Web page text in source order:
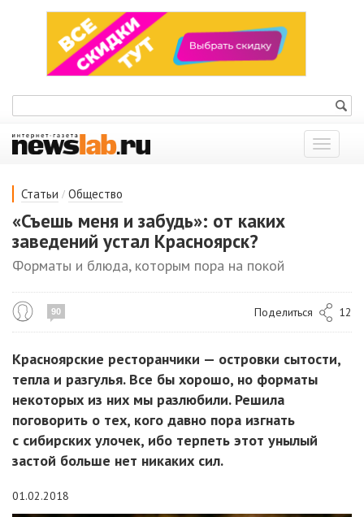
Показать
меню
Статьи / Общество
«Съешь меня и забудь»: от каких
заведений устал Красноярск?
Форматы и блюда, которым пора на покой
90 Поделиться 12
Красноярские ресторанчики — островки сытости,
тепла и разгулья. Все бы хорошо, но форматы
некоторых из них мы разлюбили. Решила
поговорить о тех, кого давно пора изгнать
с сибирских улочек, ибо терпеть этот унылый
застой больше нет никаких сил.
01.02.2018